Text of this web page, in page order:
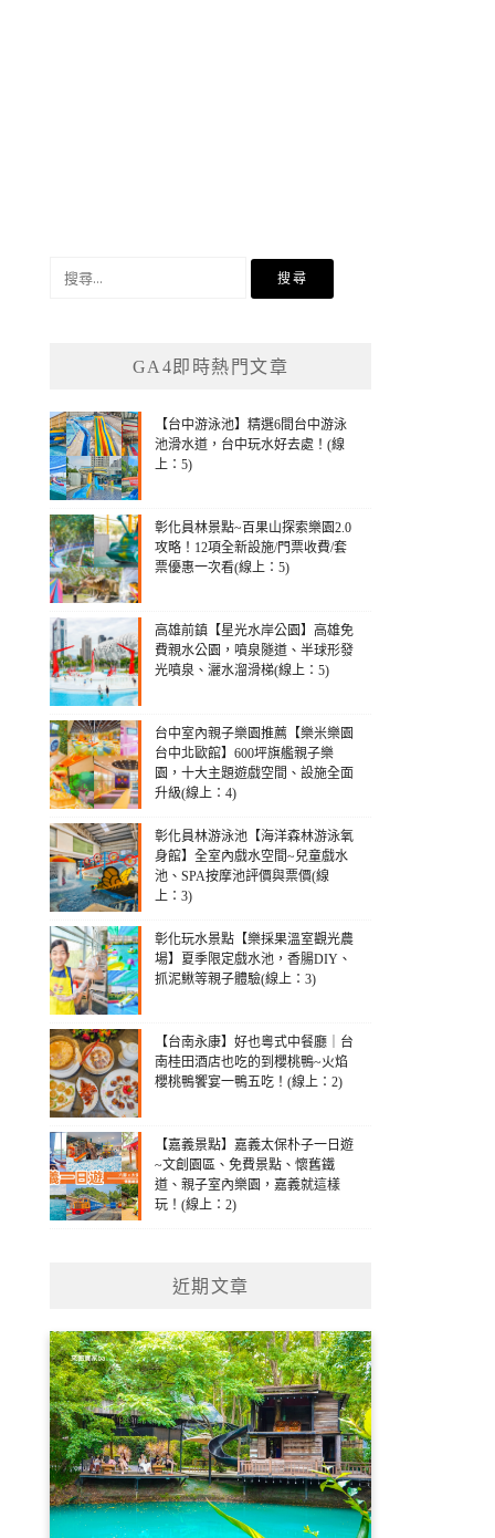
GA4即時熱門文章
【台中游泳池】精選6間台中游泳
池滑水道，台中玩水好去處！(線
上：5)
彰化員林景點~百果山探索樂園2.0
攻略！12項全新設施/門票收費/套
票優惠一次看(線上：5)
高雄前鎮【星光水岸公園】高雄免
費親水公園，噴泉隧道、半球形發
光噴泉、灑水溜滑梯(線上：5)
台中室內親子樂園推薦【樂米樂園
台中北歐館】600坪旗艦親子樂
園，十大主題遊戲空間、設施全面
升級(線上：4)
彰化員林游泳池【海洋森林游泳氧
身館】全室內戲水空間~兒童戲水
池、SPA按摩池評價與票價(線
上：3)
彰化玩水景點【樂採果溫室觀光農
場】夏季限定戲水池，香腸DIY、
抓泥鰍等親子體驗(線上：3)
【台南永康】好也粵式中餐廳｜台
南桂田酒店也吃的到櫻桃鴨~火焰
櫻桃鴨饗宴一鴨五吃！(線上：2)
【嘉義景點】嘉義太保朴子一日遊
~文創園區、免費景點、懷舊鐵
道、親子室內樂園，嘉義就這樣
玩！(線上：2)
近期文章